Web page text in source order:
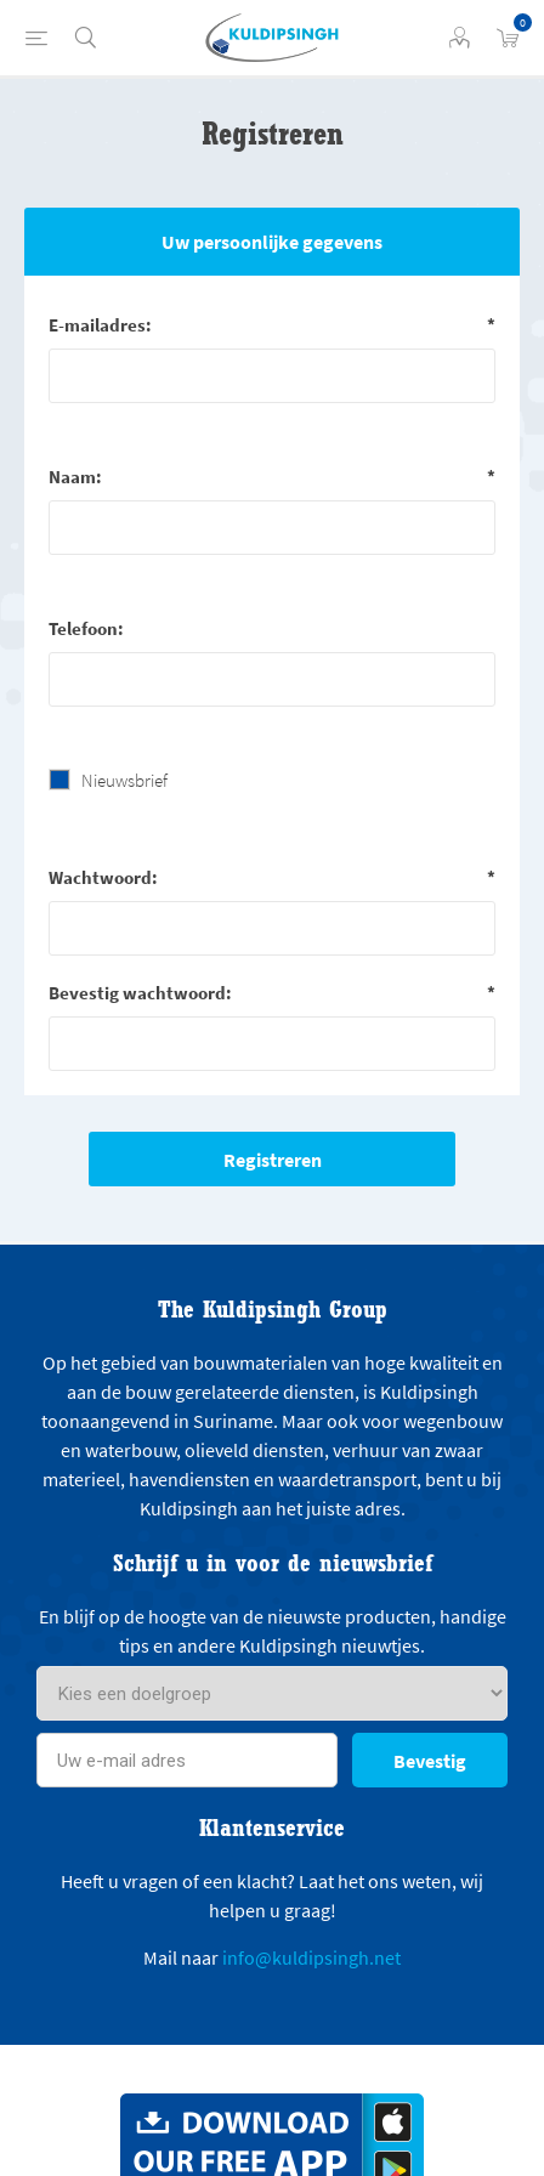
0
Registreren
Uw persoonlijke gegevens
E-mailadres: *
Naam: *
Telefoon:
Nieuwsbrief
Wachtwoord: *
Bevestig wachtwoord: *
The Kuldipsingh Group
Op het gebied van bouwmaterialen van hoge kwaliteit en
aan de bouw gerelateerde diensten, is Kuldipsingh
toonaangevend in Suriname. Maar ook voor wegenbouw
en waterbouw, olieveld diensten, verhuur van zwaar
materieel, havendiensten en waardetransport, bent u bij
Kuldipsingh aan het juiste adres.
Schrijf u in voor de nieuwsbrief
En blijf op de hoogte van de nieuwste producten, handige
tips en andere Kuldipsingh nieuwtjes.
Bevestig
Klantenservice
Heeft u vragen of een klacht? Laat het ons weten, wij
helpen u graag!
Mail naar info@kuldipsingh.net